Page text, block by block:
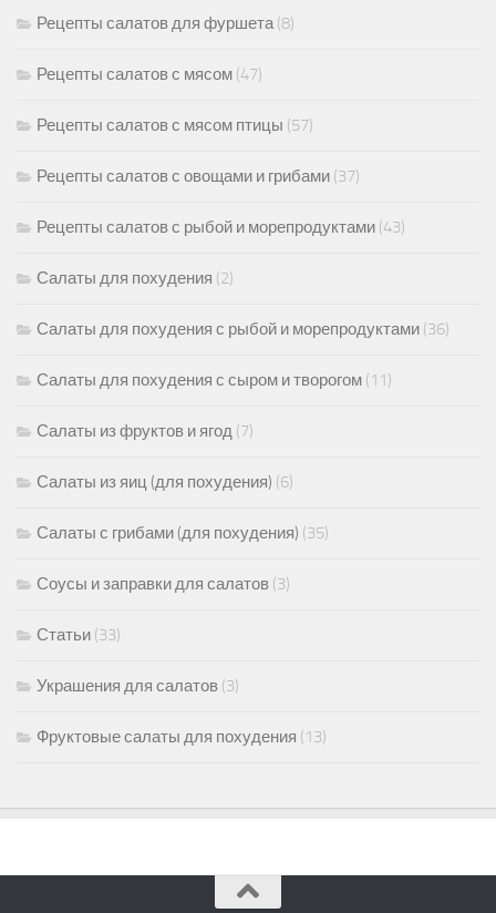
Рецепты салатов для фуршета (8)
Рецепты салатов с мясом (47)
Рецепты салатов с мясом птицы (57)
Рецепты салатов с овощами и грибами (37)
Рецепты салатов с рыбой и морепродуктами (43)
Салаты для похудения (2)
Салаты для похудения с рыбой и морепродуктами (36)
Салаты для похудения с сыром и творогом (11)
Салаты из фруктов и ягод (7)
Салаты из яиц (для похудения) (6)
Салаты с грибами (для похудения) (35)
Соусы и заправки для салатов (3)
Статьи (33)
Украшения для салатов (3)
Фруктовые салаты для похудения (13)